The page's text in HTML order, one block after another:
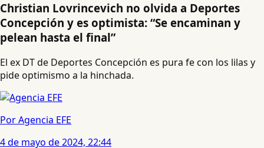
Christian Lovrincevich no olvida a Deportes
Concepción y es optimista: “Se encaminan y
pelean hasta el final”
El ex DT de Deportes Concepción es pura fe con los lilas y
pide optimismo a la hinchada.
Por Agencia EFE
4 de mayo de 2024, 22:44